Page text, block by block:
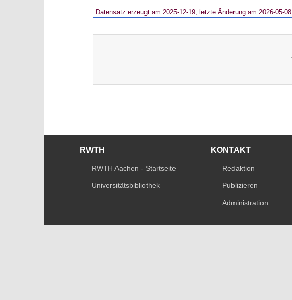
Datensatz erzeugt am 2025-12-19, letzte Änderung am 2026-05-08
RWTH
RWTH Aachen - Startseite
Universitätsbibliothek
KONTAKT
Redaktion
Publizieren
Administration